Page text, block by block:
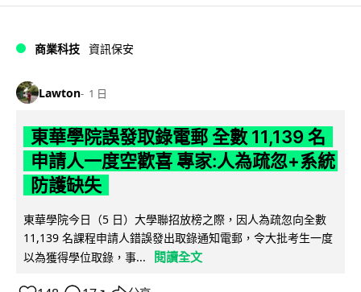
商業科技 資訊保安
Lawton 1 日
東華學院誤發取錄電郵 全數 11,139 名
申請人一度空歡喜 專家:人為疏忽+系統
防護缺失
東華學院今日（5 日）大學聯招放榜之際，因人為疏忽向全數
11,139 名課程申請人錯誤發出取錄通知電郵，令大批考生一度
以為獲得學位取錄，事...
閱讀全文